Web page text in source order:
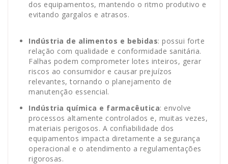
dos equipamentos, mantendo o ritmo produtivo e
evitando gargalos e atrasos.
Indústria de alimentos e bebidas: possui forte
relação com qualidade e conformidade sanitária.
Falhas podem comprometer lotes inteiros, gerar
riscos ao consumidor e causar prejuízos
relevantes, tornando o planejamento de
manutenção essencial.
Indústria química e farmacêutica: envolve
processos altamente controlados e, muitas vezes,
materiais perigosos. A confiabilidade dos
equipamentos impacta diretamente a segurança
operacional e o atendimento a regulamentações
rigorosas.